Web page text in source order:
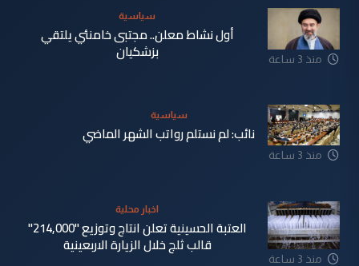
منذ 3 ساعة
سياسية
أول نشاط معلن.. مجتبى خامنئي يلتقي
بزشكيان
منذ 3 ساعة
سياسية
نائب: لم نستلم رواتب الشهر الماضي
منذ 3 ساعة
اخبار محلية
العتبة الحسينية تعلن انتاج وتوزيع "214,000"
قالب ثلج خلال الزيارة الاربعينية